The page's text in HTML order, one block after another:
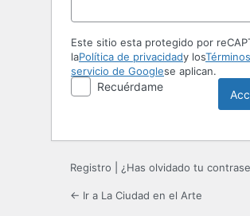
Este sitio esta protegido por
laPolítica de privacidady los
servicio de Googlese aplican.
Recuérdame
Registro ¿Has olvidado tu
← Ir a La Ciudad en el Arte